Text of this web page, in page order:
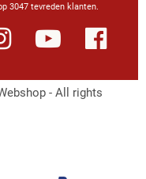
3047 tevreden klanten.
- All rights